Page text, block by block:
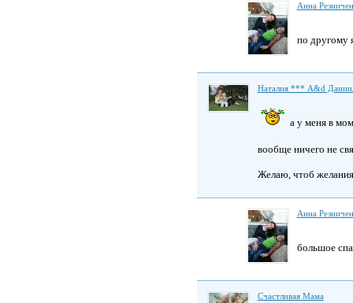
Анна
по другому
Наталия *** A&d
а у меня в
вообще ничего не
Желаю, чтоб
Анна
большое
Счастливая Мама